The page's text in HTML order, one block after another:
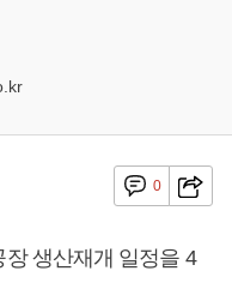
0
생산재개 일정을 4